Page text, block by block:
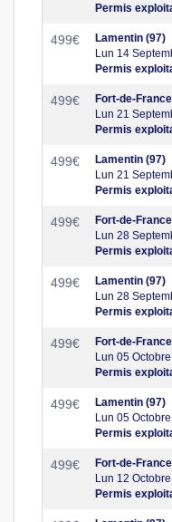
Permis
499€
Lamentin (97)
Lun 14
Permis
499€
Fort-de-
Lun 21
Permis
499€
Lamentin (97)
Lun 21
Permis
499€
Fort-de-
Lun 28
Permis
499€
Lamentin (97)
Lun 28
Permis
499€
Fort-de-
Lun 05
Permis
499€
Lamentin (97)
Lun 05
Permis
499€
Fort-de-
Lun 12
Permis